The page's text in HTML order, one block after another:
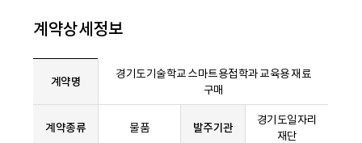
계약상세정보
계약명
경기도기술학교 스마트용접학과 교육용 재료
구매
계약종류 물품 발주기관
경기도일자리
재단